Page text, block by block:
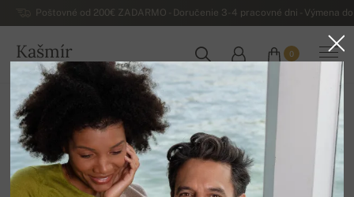
Poštovné od 200€ ZADARMO - Doručenie 3-4 pracovné dni - Výmena
Kašmír
SLOVENSKO
0
Domov
Luxusné dámske kašmírové svetre
Dámske kašmírové véčkové svetre